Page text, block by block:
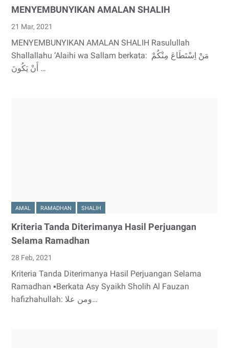
MENYEMBUNYIKAN AMALAN SHALIH
21 Mar, 2021
MENYEMBUNYIKAN AMALAN SHALIH Rasulullah
Shallallahu ‘Alaihi wa Sallam berkata: مَنْ اِسْتَطَاعَ مِنْكُمْ
أَنْ يَكُونَ …
AMAL RAMADHAN SHALIH
Kriteria Tanda Diterimanya Hasil Perjuangan
Selama Ramadhan
28 Feb, 2021
Kriteria Tanda Diterimanya Hasil Perjuangan Selama
Ramadhan ▪Berkata Asy Syaikh Sholih Al Fauzan
hafizhahullah: ومن علا…